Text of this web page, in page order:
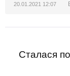
20.01.2021 12:07
Сталася